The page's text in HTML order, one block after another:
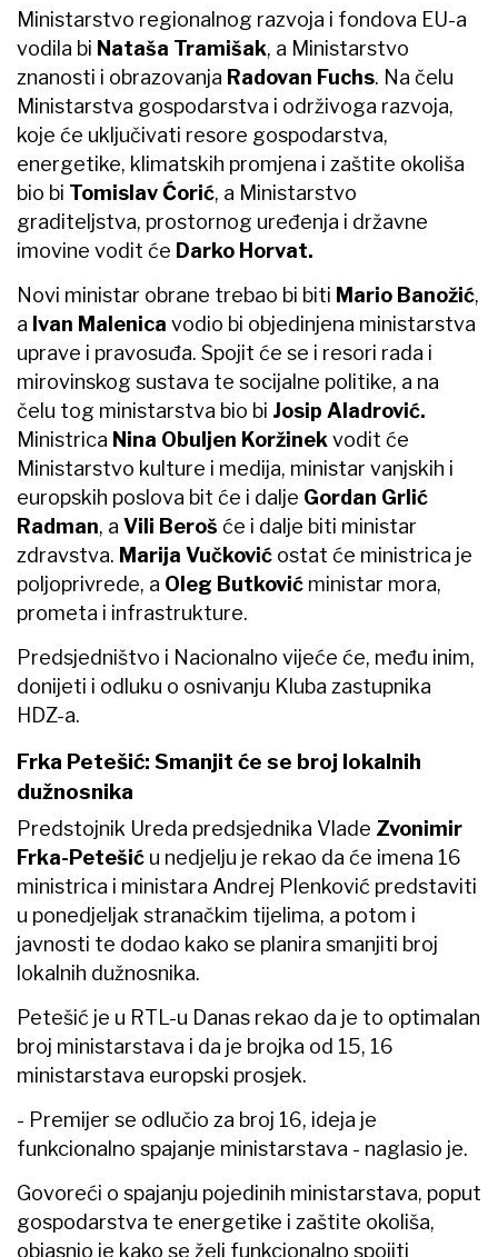
Ministarstvo regionalnog razvoja i fondova EU-a
vodila bi Nataša Tramišak, a Ministarstvo
znanosti i obrazovanja Radovan Fuchs. Na čelu
Ministarstva gospodarstva i održivoga razvoja,
koje će uključivati resore gospodarstva,
energetike, klimatskih promjena i zaštite okoliša
bio bi Tomislav Ćorić, a Ministarstvo
graditeljstva, prostornog uređenja i državne
imovine vodit će Darko Horvat.
Novi ministar obrane trebao bi biti Mario Banožić,
a Ivan Malenica vodio bi objedinjena ministarstva
uprave i pravosuđa. Spojit će se i resori rada i
mirovinskog sustava te socijalne politike, a na
čelu tog ministarstva bio bi Josip Aladrović.
Ministrica Nina Obuljen Koržinek vodit će
Ministarstvo kulture i medija, ministar vanjskih i
europskih poslova bit će i dalje Gordan Grlić
Radman, a Vili Beroš će i dalje biti ministar
zdravstva. Marija Vučković ostat će ministrica je
poljoprivrede, a Oleg Butković ministar mora,
prometa i infrastrukture.
Predsjedništvo i Nacionalno vijeće će, među inim,
donijeti i odluku o osnivanju Kluba zastupnika
HDZ-a.
Frka Petešić: Smanjit će se broj lokalnih
dužnosnika
Predstojnik Ureda predsjednika Vlade Zvonimir
Frka-Petešić u nedjelju je rekao da će imena 16
ministrica i ministara Andrej Plenković predstaviti
u ponedjeljak stranačkim tijelima, a potom i
javnosti te dodao kako se planira smanjiti broj
lokalnih dužnosnika.
Petešić je u RTL-u Danas rekao da je to optimalan
broj ministarstava i da je brojka od 15, 16
ministarstava europski prosjek.
- Premijer se odlučio za broj 16, ideja je
funkcionalno spajanje ministarstava - naglasio je.
Govoreći o spajanju pojedinih ministarstava, poput
gospodarstva te energetike i zaštite okoliša,
objasnio je kako se želi funkcionalno spojiti